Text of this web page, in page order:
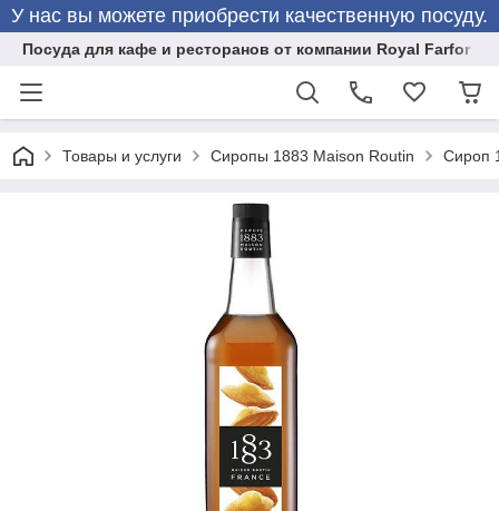
У нас вы можете приобрести качественную посуду.
Посуда для кафе и ресторанов от компании Royal Farfor
Товары и услуги Сиропы 1883 Maison Routin Сироп